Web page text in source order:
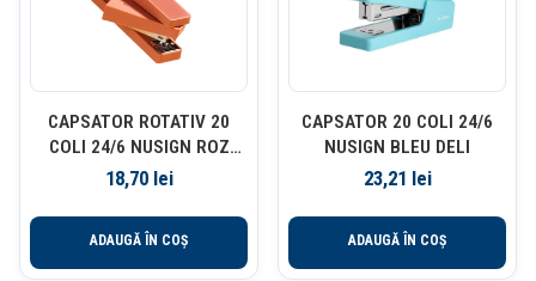
CAPSATOR ROTATIV 20
COLI 24/6 NUSIGN ROZ
DELI
18,70 lei
ADAUGĂ ÎN COȘ
CAPSATOR 20 COLI 24/6
NUSIGN BLEU DELI
23,21 lei
ADAUGĂ ÎN COȘ